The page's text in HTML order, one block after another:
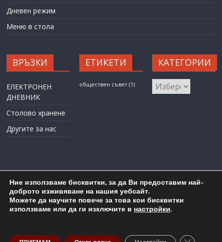
Дневен режим
Меню в стола
ВРЪЗКИ
ЕЛЕКТРОНЕН
ДНЕВНИК
Столово хранене
Другите за нас
ЕТИКЕТИ
обществен съвет (1)
КАТЕГОРИИ
КАТЕГОРИИ
Карта на сайта Административен достъп
Copyright © 2026 ОУ "Любен Каравелов" гр. Бургас
Ние използваме бисквитки, за да Ви предоставим най-
доброто изживяване на нашия уебсайт.
Можете да научите повече за това кои бисквитки
използваме или да ги изключите в настройки.